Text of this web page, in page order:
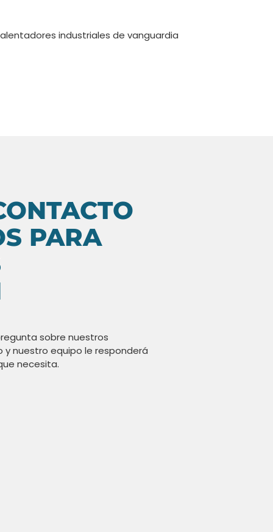
industriales de vanguardia
PARA
sobre nuestros
y nuestro equipo le responderá
necesita.